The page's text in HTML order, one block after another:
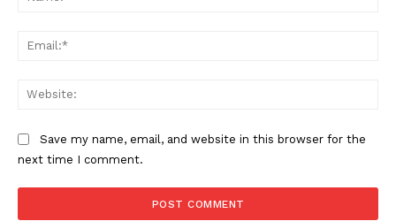
Save my name, email, and website in this browser for the
next time I comment.